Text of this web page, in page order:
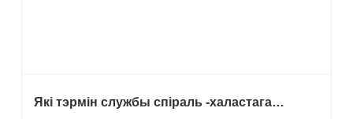
Які тэрмін службы спіраль -халастага